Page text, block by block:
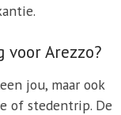
voor Arezzo?
jou, maar ook
of stedentrip. De